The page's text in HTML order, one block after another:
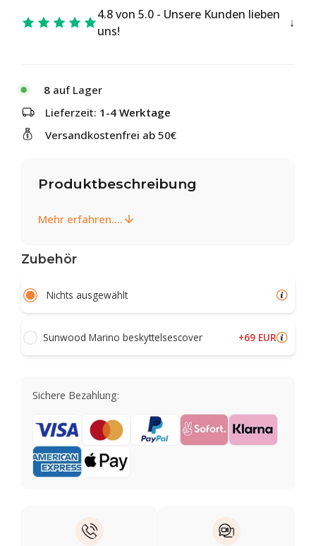
4.8 von 5.0 - Unsere Kunden lieben
uns!
8 auf Lager
Lieferzeit: 1-4 Werktage
Versandkostenfrei ab 50€
Produktbeschreibung
Mehr erfahren....
Zubehör
Nichts ausgewählt
Sunwood Marino beskyttelsescover +69 EUR
Sichere Bezahlung: